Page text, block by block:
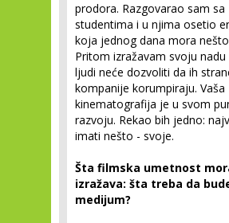
prodora. Razgovarao sam sa
studentima i u njima osetio
koja jednog dana mora
Pritom izražavam svoju nadu
ljudi neće dozvoliti da ih
kompanije korumpiraju. Vaša
kinematografija je u svom
razvoju. Rekao bih jedno:
imati nešto - svoje.
Šta filmska umetnost
izražava: šta treba da
medijum?